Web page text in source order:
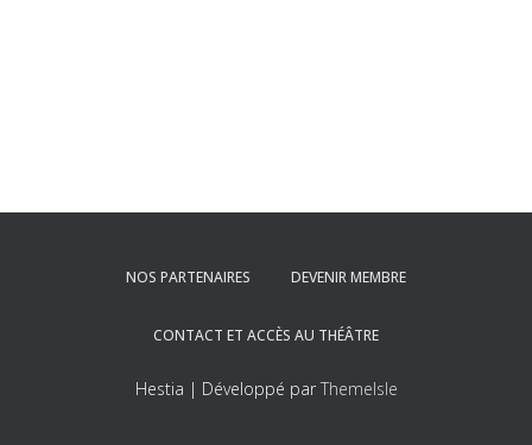
NOS PARTENAIRES DEVENIR MEMBRE
CONTACT ET ACCÈS AU THÉÂTRE
Hestia | Développé par ThemeIsle